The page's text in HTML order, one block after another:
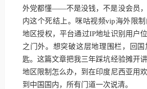
外党都懂——不是没钱，不是没会员，
内这个死结上。咪咕视频vip海外限
地区授权，平台通过IP地址识别用户
之门外。想突破这层地理围栏，回国
匙。这篇文章把我三年踩坑经验摊开
地区限制怎么办，到在印度尼西亚用
到中国国内，所有门道一次说清。